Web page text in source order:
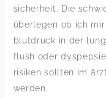
sicherheit. Die
überlegen ob ich
blutdruck in der
flush oder
risiken sollten im
werden.